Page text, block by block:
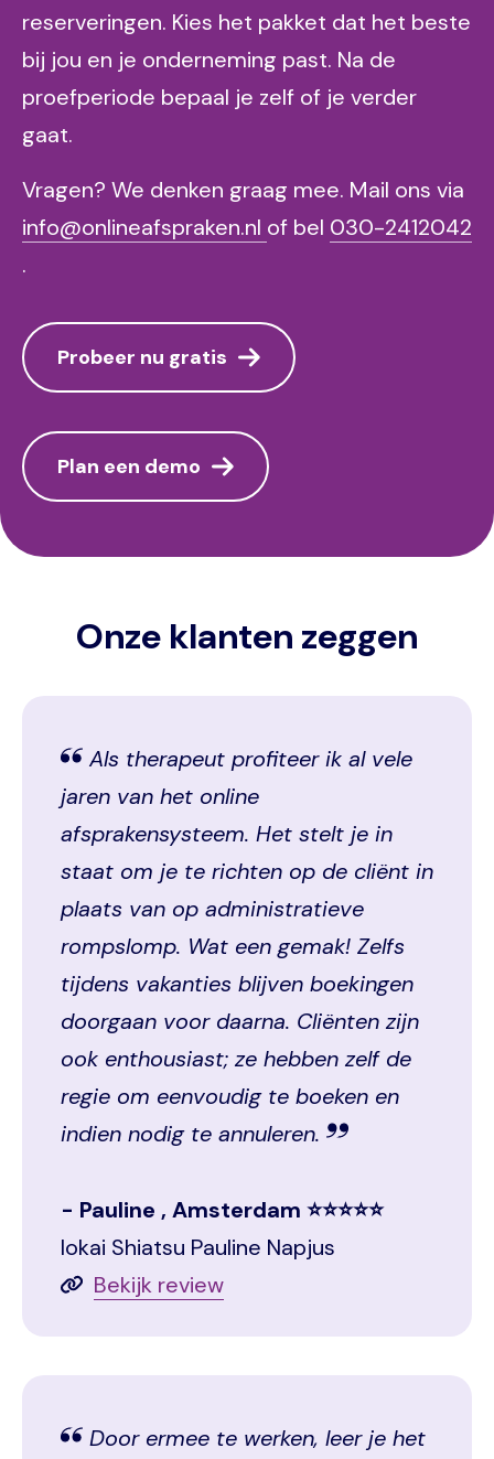
reserveringen. Kies het pakket dat het beste
bij jou en je onderneming past. Na de
proefperiode bepaal je zelf of je verder
gaat.
Vragen? We denken graag mee. Mail ons via
info@onlineafspraken.nl of bel 030-2412042
.
Probeer nu gratis
Plan een demo
Onze klanten zeggen
Als therapeut profiteer ik al vele
jaren van het online
afsprakensysteem. Het stelt je in
staat om je te richten op de cliënt in
plaats van op administratieve
rompslomp. Wat een gemak! Zelfs
tijdens vakanties blijven boekingen
doorgaan voor daarna. Cliënten zijn
ook enthousiast; ze hebben zelf de
regie om eenvoudig te boeken en
indien nodig te annuleren.
Pauline , Amsterdam ⭐⭐⭐⭐⭐
Iokai Shiatsu Pauline Napjus
Bekijk review
Door ermee te werken, leer je het